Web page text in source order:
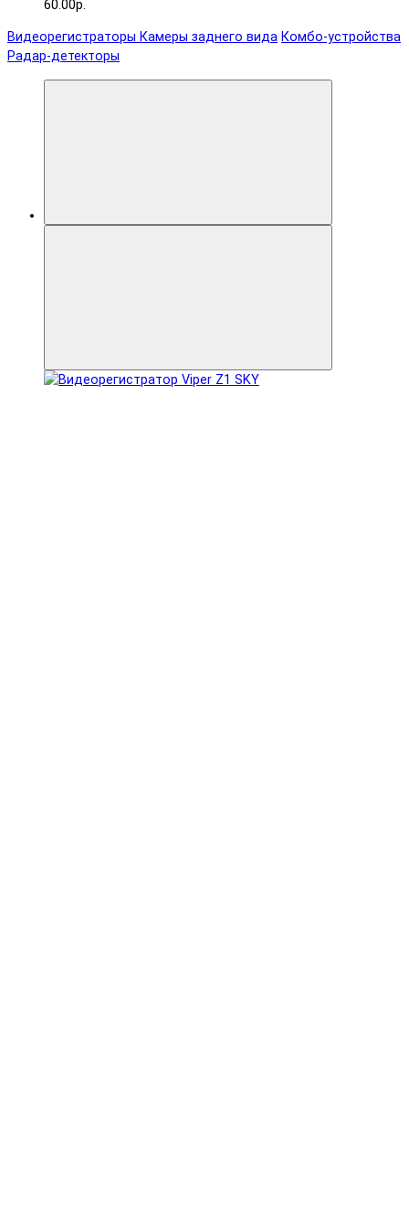
60.00р.
Видеорегистраторы Камеры заднего вида Комбо-устройства
Радар-детекторы